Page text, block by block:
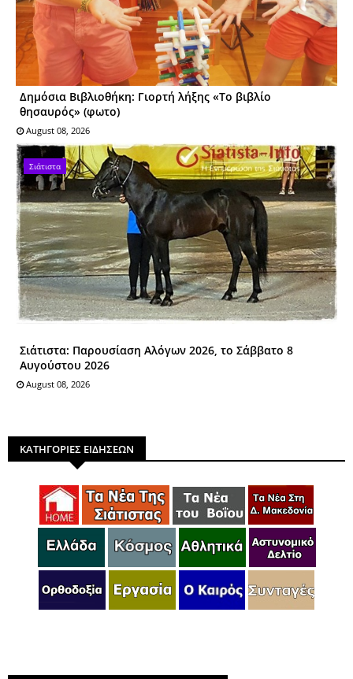
Δημόσια Βιβλιοθήκη: Γιορτή λήξης «Το βιβλίο
θησαυρός» (φωτο)
August 08, 2026
Σιάτιστα
Σιάτιστα: Παρουσίαση Αλόγων 2026, το Σάββατο 8
Αυγούστου 2026
August 08, 2026
ΚΑΤΗΓΟΡΙΕΣ ΕΙΔΗΣΕΩΝ